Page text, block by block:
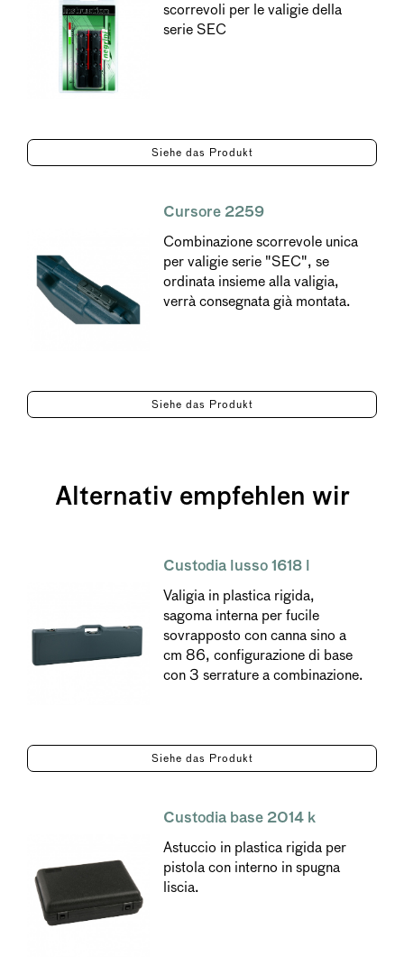
scorrevoli per le valigie della
serie SEC
Siehe das Produkt
Cursore 2259
Combinazione scorrevole unica
per valigie serie "SEC", se
ordinata insieme alla valigia,
verrà consegnata già montata.
Siehe das Produkt
Alternativ empfehlen wir
Custodia lusso 1618 l
Valigia in plastica rigida,
sagoma interna per fucile
sovrapposto con canna sino a
cm 86, configurazione di base
con 3 serrature a combinazione.
Siehe das Produkt
Custodia base 2014 k
Astuccio in plastica rigida per
pistola con interno in spugna
liscia.